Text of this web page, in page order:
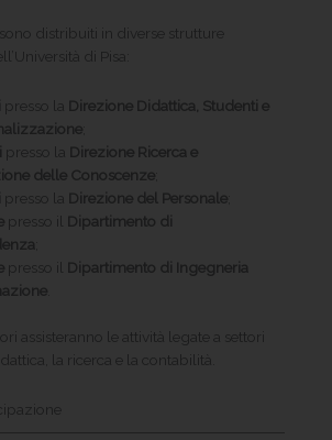
distribuiti in diverse strutture
di Pisa:
presso la Direzione Didattica, Studenti e
presso la Direzione Ricerca e
delle Conoscenze
presso la Direzione del Personale
presso il Dipartimento di
presso il Dipartimento di Ingegneria
assisteranno le attività legate a settori
la ricerca e la contabilità.